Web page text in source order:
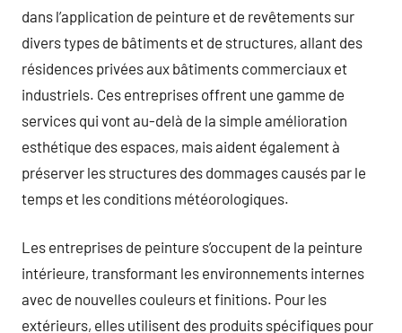
dans l’application de peinture et de revêtements sur
divers types de bâtiments et de structures, allant des
résidences privées aux bâtiments commerciaux et
industriels. Ces entreprises offrent une gamme de
services qui vont au-delà de la simple amélioration
esthétique des espaces, mais aident également à
préserver les structures des dommages causés par le
temps et les conditions météorologiques.
Les entreprises de peinture s’occupent de la peinture
intérieure, transformant les environnements internes
avec de nouvelles couleurs et finitions. Pour les
extérieurs, elles utilisent des produits spécifiques pour